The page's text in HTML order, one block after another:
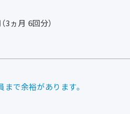
3ヵ月 6回分）
まで余裕があります。